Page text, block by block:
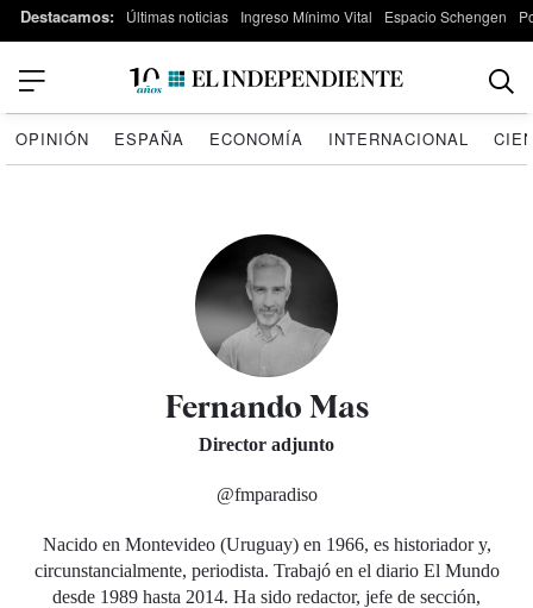
Destacamos: Últimas noticias Ingreso Mínimo Vital Espacio Schengen
OPINIÓN ESPAÑA ECONOMÍA INTERNACIONAL
Fernando Mas
Director adjunto
@fmparadiso
Nacido en Montevideo (Uruguay) en 1966, es historiador y,
circunstancialmente, periodista. Trabajó en el diario El Mundo
desde 1989 hasta 2014. Ha sido redactor, jefe de sección,